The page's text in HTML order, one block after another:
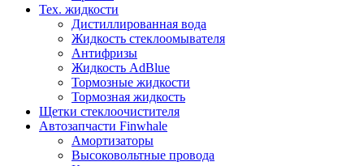
Тех. жидкости
Дистиллированная вода
Жидкость стеклоомывателя
Антифризы
Жидкость AdBlue
Тормозные жидкости
Тормозная жидкость
Щетки стеклоочистителя
Автозапчасти Finwhale
Амортизаторы
Высоковольтные провода